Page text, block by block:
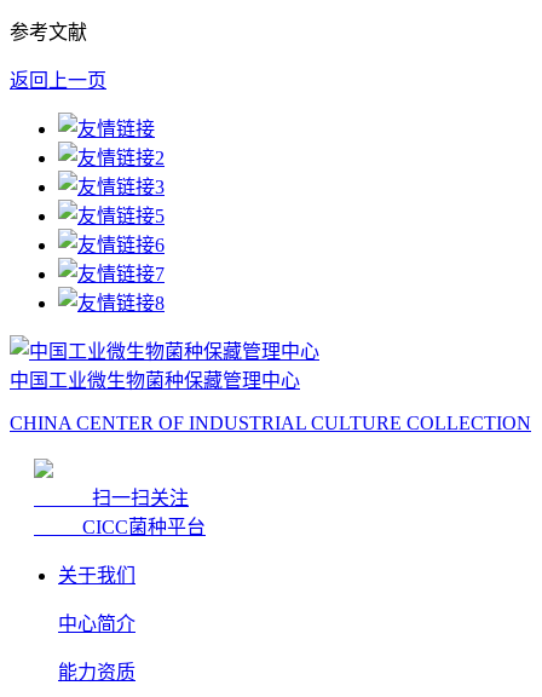
参考文献
返回上一页
中国工业微生物菌种保藏管理中心
CHINA CENTER OF INDUSTRIAL CULTURE COLLECTION
扫一扫关注
CICC菌种平台
关于我们
中心简介
能力资质